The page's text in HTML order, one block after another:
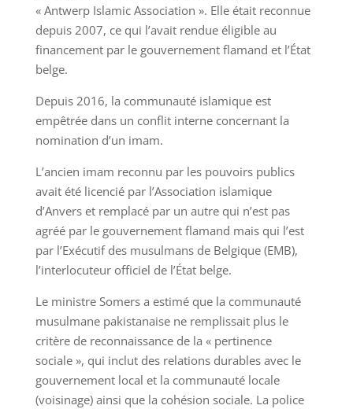
« Antwerp Islamic Association ». Elle était reconnue
depuis 2007, ce qui l’avait rendue éligible au
financement par le gouvernement flamand et l’État
belge.
Depuis 2016, la communauté islamique est
empêtrée dans un conflit interne concernant la
nomination d’un imam.
L’ancien imam reconnu par les pouvoirs publics
avait été licencié par l’Association islamique
d’Anvers et remplacé par un autre qui n’est pas
agréé par le gouvernement flamand mais qui l’est
par l’Exécutif des musulmans de Belgique (EMB),
l’interlocuteur officiel de l’État belge.
Le ministre Somers a estimé que la communauté
musulmane pakistanaise ne remplissait plus le
critère de reconnaissance de la « pertinence
sociale », qui inclut des relations durables avec le
gouvernement local et la communauté locale
(voisinage) ainsi que la cohésion sociale. La police